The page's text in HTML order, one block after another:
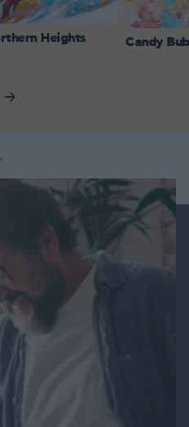
Heights Candy